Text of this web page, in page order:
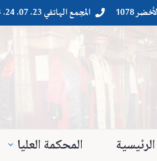
1078

 المجمع الهاتفي 23. 07. 24. 023
الرئيسية المحكمة العليا